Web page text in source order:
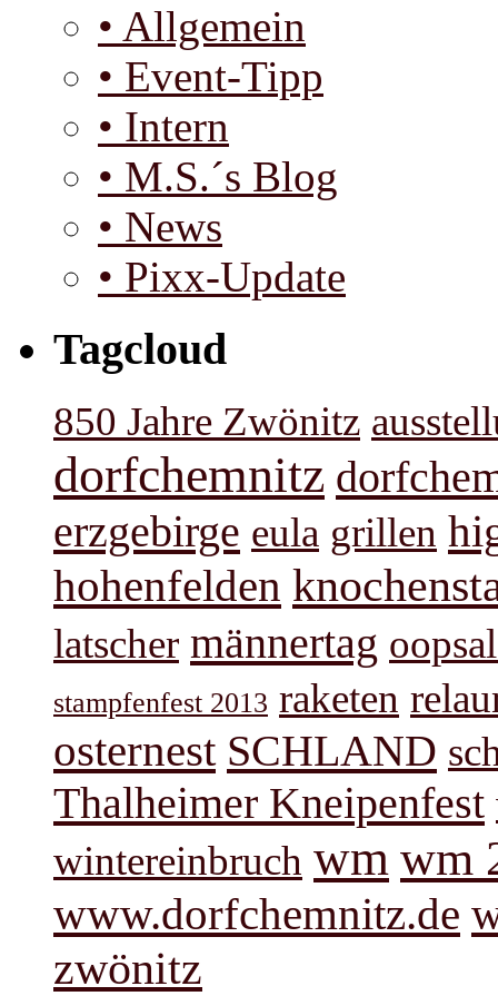
• Allgemein
• Event-Tipp
• Intern
• M.S.´s Blog
• News
• Pixx-Update
Tagcloud
850 Jahre Zwönitz
dorfchemnitz
erzgebirge eula grillen
hohenfelden
latscher männertag
stampfenfest 2013 raketen
osternest SCHLAND
Thalheimer Kneipenfest
wintereinbruch wm wm
www.dorfchemnitz.de
zwönitz